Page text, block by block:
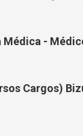
-
Cargos)